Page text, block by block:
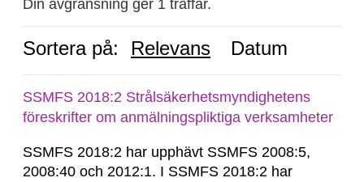
Din avgränsning ger 1 träffar.
Sortera på: Relevans Datum
SSMFS 2018:2 Strålsäkerhetsmyndighetens
föreskrifter om anmälningspliktiga verksamheter
SSMFS 2018:2 har upphävt SSMFS 2008:5,
2008:40 och 2012:1. I SSMFS 2018:2 har